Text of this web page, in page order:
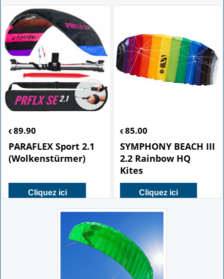
Cliquez ici
PARAFLEX Sport 2.1
(Wolkenstürmer)
€85.00
SYMPHONY BEACH III
2.2 Rainbow HQ
Kites
Cliquez ici